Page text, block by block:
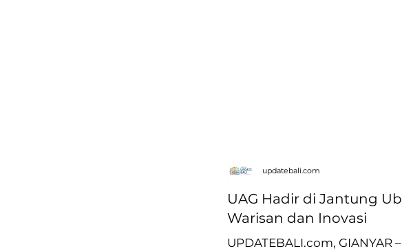
updatebali.com
UAG Hadir di Jantung
Warisan dan Inovasi
UPDATEBALI.com,